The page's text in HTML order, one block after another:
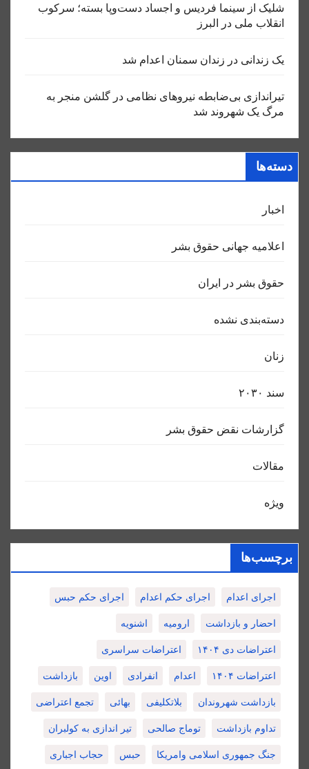
شلیک از سینما فردیس و اجساد دست‌وپا بسته؛ سرکوب
انقلاب ملی در البرز
یک زندانی در زندان سمنان اعدام شد
تیراندازی بی‌ضابطه نیروهای نظامی در گلشن منجر به
مرگ یک شهروند شد
دسته‌ها
اخبار
اعلاميه جهانی حقوق بشر
حقوق بشر در ایران
دسته‌بندی نشده
زنان
سند ٢٠٣٠
گزارشات نقض حقوق بشر
مقالات
ویژه
برچسب‌ها
اجرای اعدام اجرای حکم اعدام اجرای حکم حبس
احضار و بازداشت ارومیه اشنویه
اعتراضات دی ۱۴۰۴ اعتراضات سراسری
اعتراضات ۱۴۰۴ اعدام انفرادی اوین بازداشت
بازداشت شهروندان بلاتکلیفی بهائی تجمع اعتراضی
تداوم بازداشت توماج صالحی تیر اندازی به کولبران
جنگ جمهوری اسلامی وامریکا حبس حجاب اجباری